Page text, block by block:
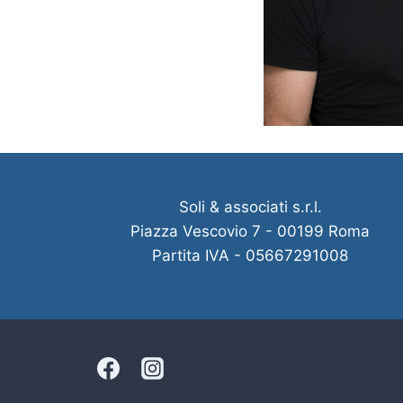
Soli & associati s.r.l.
Piazza Vescovio 7 - 00199 Roma
Partita IVA - 05667291008